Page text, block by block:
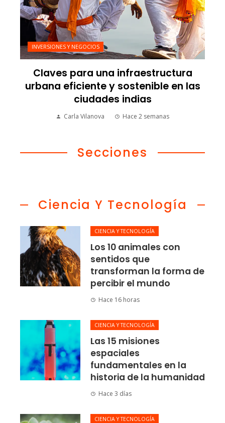
INVERSIONES Y NEGOCIOS
Claves para una infraestructura
urbana eficiente y sostenible en las
ciudades indias
Carla Vilanova Hace 2 semanas
Secciones
Ciencia Y Tecnología
CIENCIA Y TECNOLOGÍA
Los 10 animales con
sentidos que
transforman la forma de
percibir el mundo
Hace 16 horas
CIENCIA Y TECNOLOGÍA
Las 15 misiones
espaciales
fundamentales en la
historia de la humanidad
Hace 3 días
CIENCIA Y TECNOLOGÍA